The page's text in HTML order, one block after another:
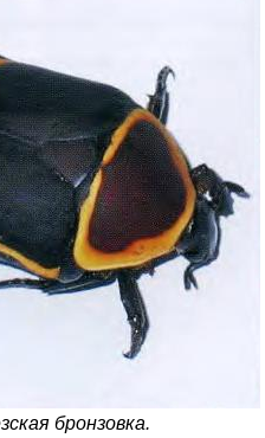
бронзовка.